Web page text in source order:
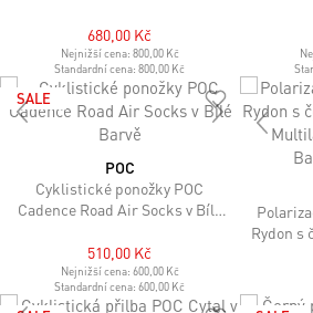
680,00 Kč
Nejnižší cena: 800,00 Kč
Standardní cena:800,00 Kč
SALE
POC
Cyklistické ponožky POC
Cadence Road Air Socks v Bílé
510,00 Kč
Nejnižší cena: 600,00 Kč
Standardní cena:600,00 Kč
Rydon s